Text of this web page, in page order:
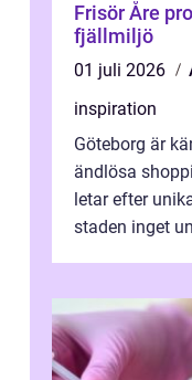
Frisör Åre professionell hårvård i
fjällmiljö
01 juli 2026
inspiration
Göteborg är
ändlösa
letar efter
staden inget